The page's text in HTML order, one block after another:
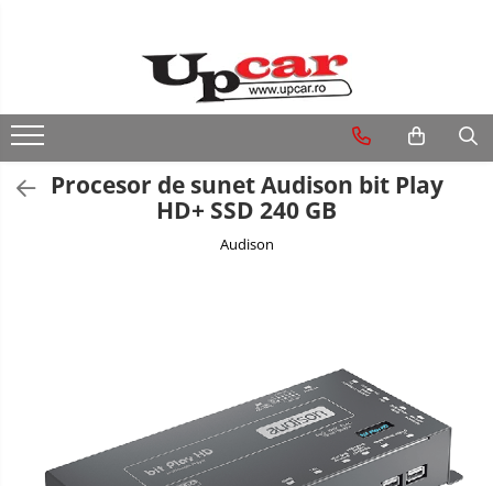
Electrice si Electronice
Electrocasnice Mici
Procesor de sunet Audison bit Play
HD+ SSD 240 GB
Audison